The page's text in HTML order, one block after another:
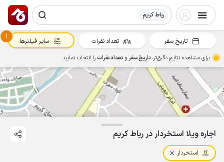
رباط کریم
3.9میلیون ت
اجاره ویلا استخردار در رباط کریم
استخردار
تاریخ سفر تعداد نفرات
1
سایر فیلترها
برای مشاهده نتایج دقیق‌تر، تاریخ سفرو تعداد نفراترا انتخاب نمایید